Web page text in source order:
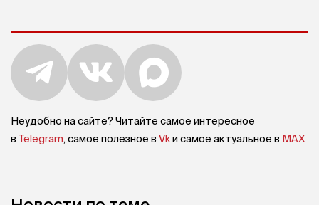
Неудобно на сайте? Читайте самое интересное
в Telegram, самое полезное в Vkи самое актуальное в MAX